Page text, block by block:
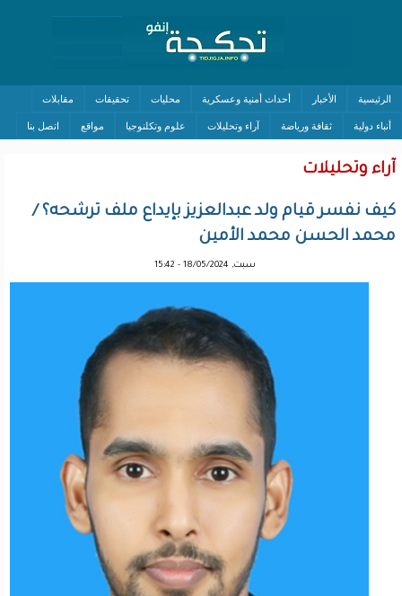
الرئيسية الأخبار أحداث أمنية وعسكرية محليات تحقيقات مقابلات
أنباء دولية ثقافة ورياضة آراء وتحليلات علوم وتكلنوجيا مواقع اتصل بنا
آراء وتحليلات
كيف نفسر قيام ولد عبدالعزيز بإيداع ملف ترشحه؟ /
محمد الحسن محمد الأمين
سبت, 18/05/2024 - 15:42